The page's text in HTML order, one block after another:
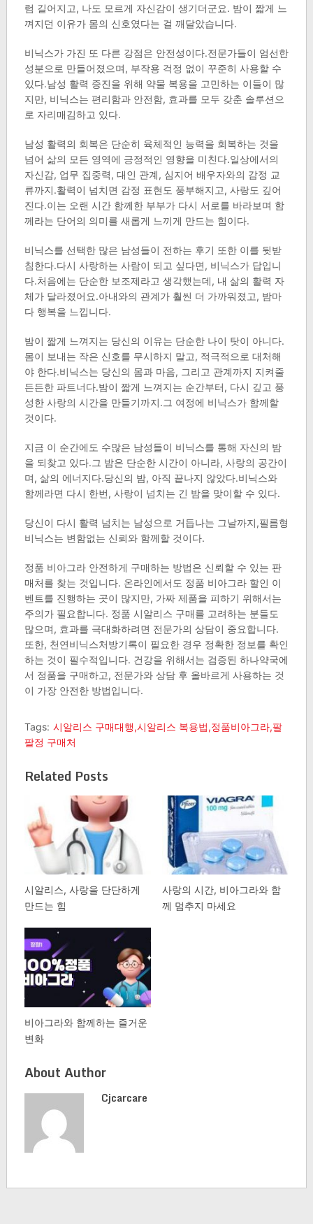
럼 길어지고, 나도 모르게 자신감이 생기더군요. 밤이 짧게 느
껴지던 이유가 몸의 신호였다는 걸 깨달았습니다.
비닉스가 가진 또 다른 강점은 안전성이다.전문가들이 엄선한
성분으로 만들어졌으며, 부작용 걱정 없이 꾸준히 사용할 수
있다.남성 활력 증진을 위해 약물 복용을 고민하는 이들이 많
지만, 비닉스는 편리함과 안전함, 효과를 모두 갖춘 솔루션으
로 자리매김하고 있다.
남성 활력의 회복은 단순히 육체적인 능력을 회복하는 것을
넘어 삶의 모든 영역에 긍정적인 영향을 미친다.일상에서의
자신감, 업무 집중력, 대인 관계, 심지어 배우자와의 감정 교
류까지.활력이 넘치면 감정 표현도 풍부해지고, 사랑도 깊어
진다.이는 오랜 시간 함께한 부부가 다시 서로를 바라보며 함
께라는 단어의 의미를 새롭게 느끼게 만드는 힘이다.
비닉스를 선택한 많은 남성들이 전하는 후기 또한 이를 뒷받
침한다.다시 사랑하는 사람이 되고 싶다면, 비닉스가 답입니
다.처음에는 단순한 보조제라고 생각했는데, 내 삶의 활력 자
체가 달라졌어요.아내와의 관계가 훨씬 더 가까워졌고, 밤마
다 행복을 느낍니다.
밤이 짧게 느껴지는 당신의 이유는 단순한 나이 탓이 아니다.
몸이 보내는 작은 신호를 무시하지 말고, 적극적으로 대처해
야 한다.비닉스는 당신의 몸과 마음, 그리고 관계까지 지켜줄
든든한 파트너다.밤이 짧게 느껴지는 순간부터, 다시 깊고 풍
성한 사랑의 시간을 만들기까지.그 여정에 비닉스가 함께할
것이다.
지금 이 순간에도 수많은 남성들이 비닉스를 통해 자신의 밤
을 되찾고 있다.그 밤은 단순한 시간이 아니라, 사랑의 공간이
며, 삶의 에너지다.당신의 밤, 아직 끝나지 않았다.비닉스와
함께라면 다시 한번, 사랑이 넘치는 긴 밤을 맞이할 수 있다.
당신이 다시 활력 넘치는 남성으로 거듭나는 그날까지,필름형
비닉스는 변함없는 신뢰와 함께할 것이다.
정품 비아그라 안전하게 구매하는 방법은 신뢰할 수 있는 판
매처를 찾는 것입니다. 온라인에서도 정품 비아그라 할인 이
벤트를 진행하는 곳이 많지만, 가짜 제품을 피하기 위해서는
주의가 필요합니다. 정품 시알리스 구매를 고려하는 분들도
많으며, 효과를 극대화하려면 전문가의 상담이 중요합니다.
또한, 천연비닉스처방기록이 필요한 경우 정확한 정보를 확인
하는 것이 필수적입니다. 건강을 위해서는 검증된 하나약국에
서 정품을 구매하고, 전문가와 상담 후 올바르게 사용하는 것
이 가장 안전한 방법입니다.
Tags: 시알리스 구매대행,시알리스 복용법,정품비아그라,팔
팔정 구매처
Related Posts
시알리스, 사랑을 단단하게
만드는 힘
사랑의 시간, 비아그라와 함
께 멈추지 마세요
비아그라와 함께하는 즐거운
변화
About Author
Cjcarcare